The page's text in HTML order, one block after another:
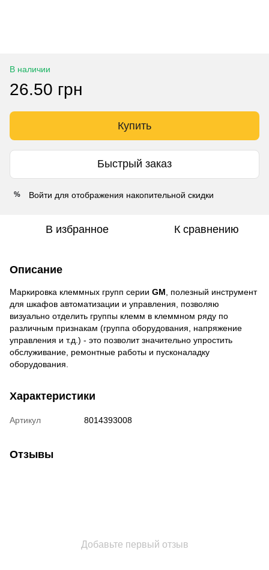
В наличии
26.50 грн
Купить
Быстрый заказ
% Войти для отображения накопительной скидки
В избранное К сравнению
Описание
Маркировка клеммных групп серии GM , полезный инструмент
для шкафов автоматизации и управления, позволяю
визуально отделить группы клемм в клеммном ряду по
различным признакам (группа оборудования, напряжение
управления и т.д.) - это позволит значительно упростить
обслуживание, ремонтные работы и пусконаладку
оборудования.
Характеристики
Артикул 8014393008
Отзывы
Добавьте первый отзыв